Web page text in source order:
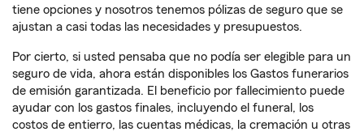
tiene opciones y nosotros tenemos pólizas de seguro que se
ajustan a casi todas las necesidades y presupuestos.
Por cierto, si usted pensaba que no podía ser elegible para un
seguro de vida, ahora están disponibles los Gastos funerarios
de emisión garantizada. El beneficio por fallecimiento puede
ayudar con los gastos finales, incluyendo el funeral, los
costos de entierro, las cuentas médicas, la cremación u otras